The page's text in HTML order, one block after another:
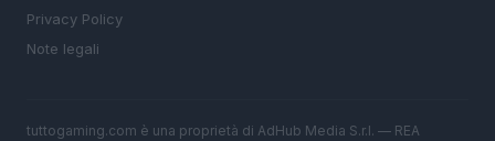
Privacy Policy
Note legali
tuttogaming.com è una proprietà di AdHub Media S.r.l. — REA